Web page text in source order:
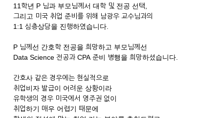
11학년 P 님과 부모님께서 대학 및 전공 선택,
그리고 미국 취업 준비를 위해 남광우 교수님과의
1:1 심층상담을 진행하였습니다.
P 님께선 간호학 전공을 희망하고 부모님께선
Data Science 전공과 CPA 준비 병행을 희망하셨습니다.
간호사 같은 경우에는 현실적으로
취업비자 발급이 어려운 상황이라
유학생의 경우 미국에서 영주권 없이
취업하기 매우 어렵기 때문에